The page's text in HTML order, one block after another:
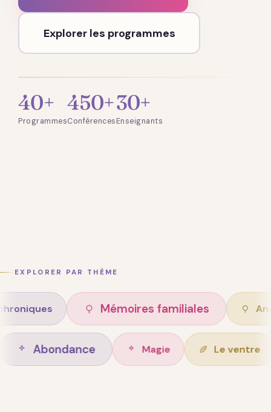
Explorer les programmes
40+
Programmes
450+
Conférences
30+
Enseignants
EXPLORER PAR THÈME
Mémoires familiales Ancêtres
vie Abondance Magie